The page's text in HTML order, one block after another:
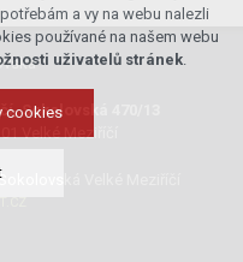
Sokolovská 470/13
Velké Meziříčí
a vy na webu nalezli
používané na našem webu
uživatelů stránek.
cookies